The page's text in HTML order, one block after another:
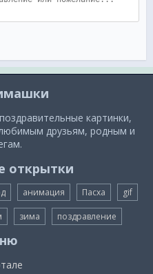
картинки,
друзьям, родным и
открытки
анимация Пасха gif
зима поздравление